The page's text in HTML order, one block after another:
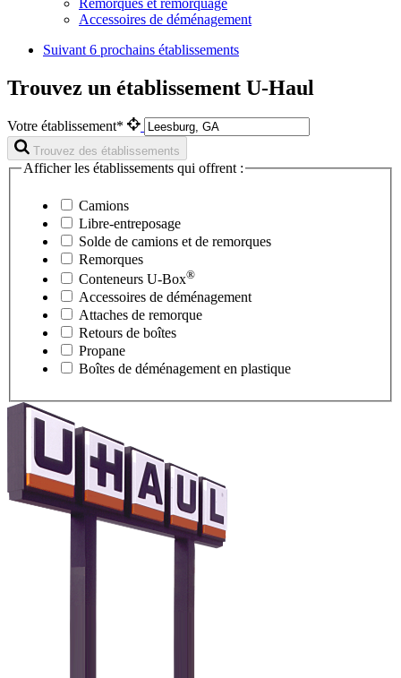
Accessoires de déménagement
Suivant 6 prochains établissements
Trouvez un établissement U-Haul
Votre établissement*
Trouvez des établissements
Afficher les établissements qui offrent :
Camions
Libre-entreposage
Solde de camions et de remorques
Remorques
Conteneurs U-Box®
Accessoires de déménagement
Attaches de remorque
Retours de boîtes
Propane
Boîtes de déménagement en plastique